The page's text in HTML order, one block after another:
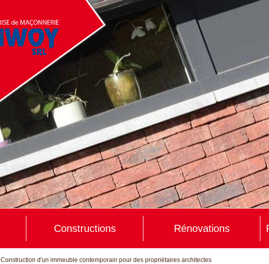
Constructions Rénovations
Construction d'un immeuble contemporain pour des propriétaires architectes